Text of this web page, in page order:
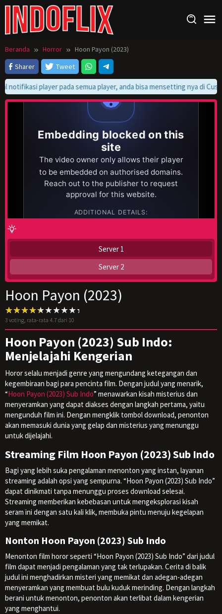
Loncat
konten
Beranda Horror
Hoon Payon (2023)
Sharer
Tweet
player pada semua player, anda bisa mensetting nya di
Server 1
Server 2
Hoon Payon (2023)
3 voting, rata-rata 4.7 dari 10
Hoon Payon (2023) Sub Indo:
Menjelajahi Kengerian
Horor selalu menjadi genre yang mengundang ketegangan dan
kegembiraan bagi para pencinta film. Dengan judul yang menarik,
“Hoon Payon (2023) Sub Indo” menawarkan kisah misterius dan
menyeramkan yang dapat diakses dengan langkah pertama, yaitu
mengunduh film ini. Dengan mengklik tombol download, penonton
akan memasuki dunia yang gelap dan misterius yang menunggu
untuk dijelajahi.
Streaming Film Hoon Payon (2023) Sub Indo
Bagi yang lebih suka pengalaman menonton yang instan, layanan
streaming adalah opsi yang sempurna. “Hoon Payon (2023) Sub Indo”
dapat dinikmati tanpa menunggu proses download selesai.
Streaming memberikan kebebasan untuk mengeksplorasi kisah
seram ini dengan satu kali klik, membuka pintu menuju kegelapan
yang memikat.
Nonton Hoon Payon (2023) Sub Indo
Menonton film horor seperti “Hoon Payon (2023) Sub Indo” dari judul
film dapat menjadi pengalaman yang tak terlupakan. Cerita di balik
judul ini menghadirkan misteri yang memikat dan adegan-adegan
menyeramkan yang membuat bulu kuduk merinding. Dengan langkah
berani untuk menonton, penonton akan terlibat dalam kengerian
yang menghantui.